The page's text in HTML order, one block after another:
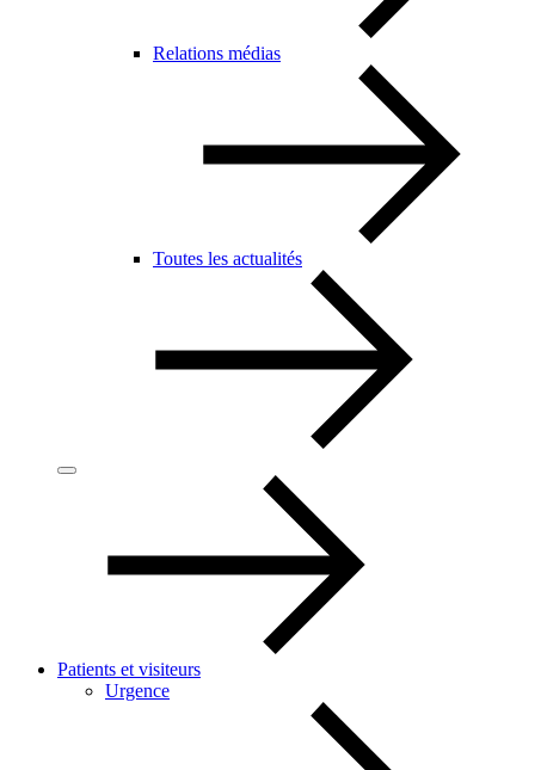
Relations médias
Toutes les actualités
Patients et visiteurs
Urgence